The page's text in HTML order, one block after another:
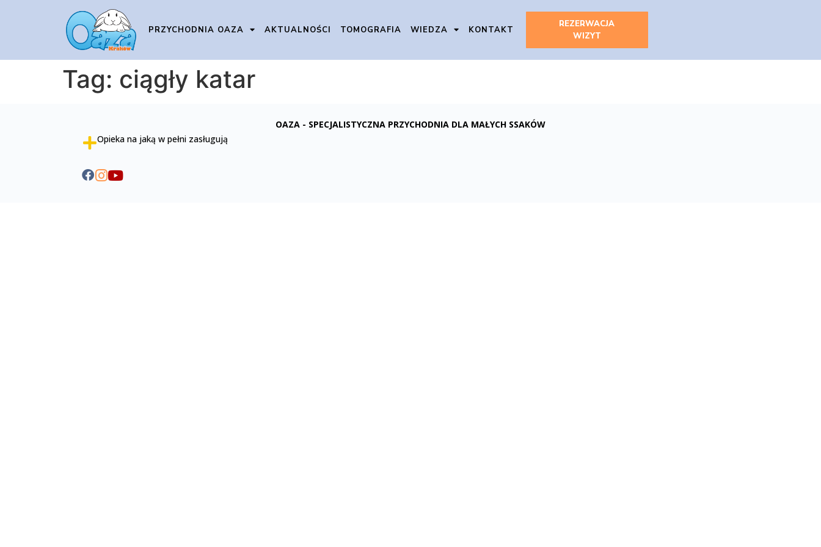
PRZYCHODNIA OAZA AKTUALNOŚCI TOMOGRAFIA WIEDZA KONTAKT
REZERWACJA
WIZYT
Tag: ciągły katar
OAZA - SPECJALISTYCZNA PRZYCHODNIA DLA MAŁYCH SSAKÓW
Opieka na jaką w pełni zasługują